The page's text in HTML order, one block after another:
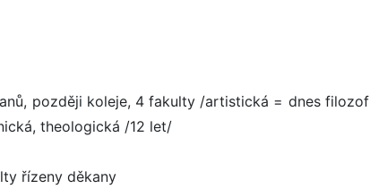
později koleje, 4 fakulty /artistická = dnes
theologická /12 let/
řízeny děkany